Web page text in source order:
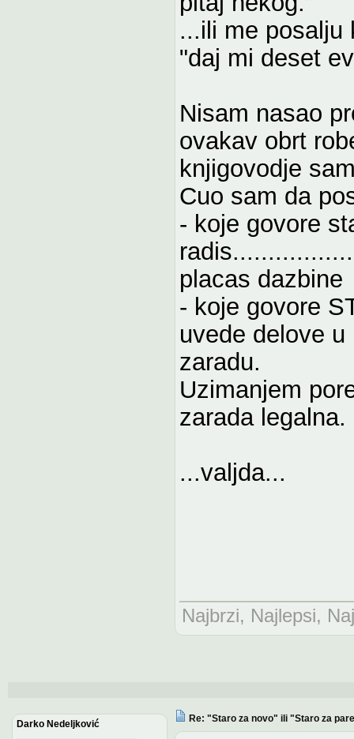
...ili me posalju
"daj mi deset
Nisam nasao
ovakav obrt
knjigovodje
Cuo sam da
- koje govore
placas dazbine
- koje govore
uvede delove
zaradu.
Uzimanjem
zarada legalna.
...valjda...
Najbrzi, Najlepsi,
Darko Nedeljković
Re: "Staro za novo" ili "Staro za